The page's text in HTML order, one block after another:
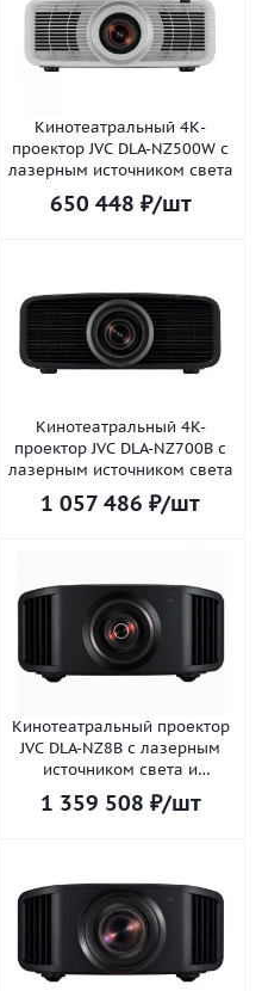
Кинотеатральный 4К-
проектор JVC DLA-NZ500W с
лазерным источником света
650 448 ₽/шт
Кинотеатральный 4K-
проектор JVC DLA-NZ700B c
лазерным источником света
1 057 486 ₽/шт
Кинотеатральный проектор
JVC DLA-NZ8B с лазерным
источником света и
поддержкой разрешения 8К
1 359 508 ₽/шт